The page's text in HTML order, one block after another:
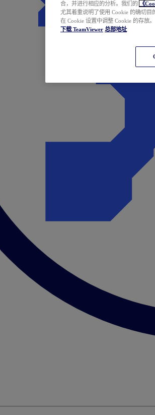
合，并进行相应的分析。我们的
《
尤其着重说明了使用 Cookie 的确切
在 Cookie 设置中调整 Cookie 的存放。
下载 TeamViewer 总部地址